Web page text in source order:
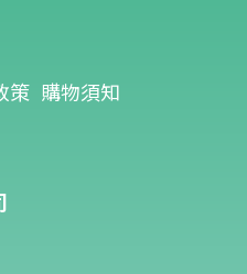
策 購物須知